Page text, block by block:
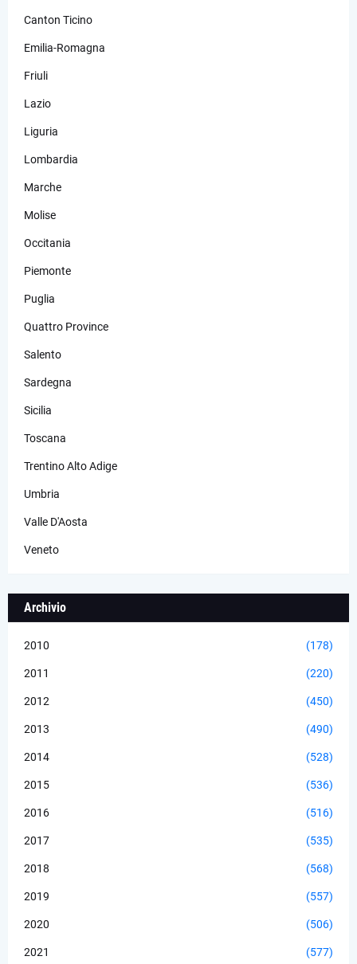
Canton Ticino
Emilia-Romagna
Friuli
Lazio
Liguria
Lombardia
Marche
Molise
Occitania
Piemonte
Puglia
Quattro Province
Salento
Sardegna
Sicilia
Toscana
Trentino Alto Adige
Umbria
Valle D'Aosta
Veneto
Archivio
2010 (178)
2011 (220)
2012 (450)
2013 (490)
2014 (528)
2015 (536)
2016 (516)
2017 (535)
2018 (568)
2019 (557)
2020 (506)
2021 (577)